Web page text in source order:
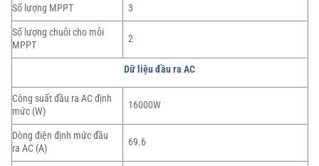
Số lượng MPPT
3
Số lượng chuỗi cho mỗi
MPPT
2
Dữ liệu đầu ra AC
Công suất đầu ra AC định
mức (W)
16000W
Dòng điện định mức đầu
ra AC (A)
69.6